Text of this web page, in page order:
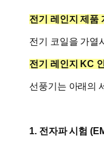
전기 레인지 제품
전기 코일을 가열
전기 레인지 KC
선풍기는 아래의
1. 전자파 시험 (